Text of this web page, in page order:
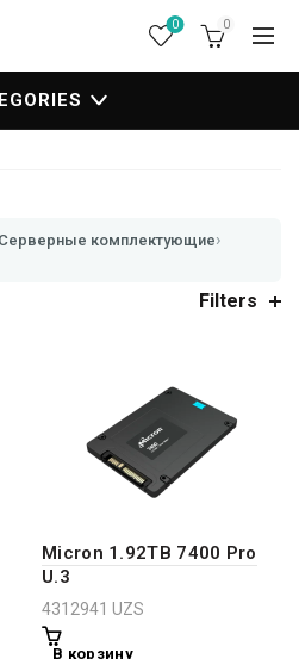
0 0
Серверные комплектующие›
Filters
Micron 1.92TB 7400 Pro
U.3
4312941 UZS
В корзину